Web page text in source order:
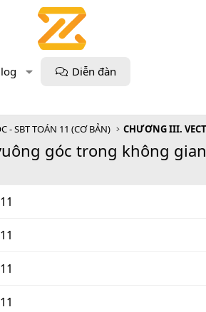
Diễn đàn
- SBT TOÁN 11 (CƠ BẢN)
góc trong không gian